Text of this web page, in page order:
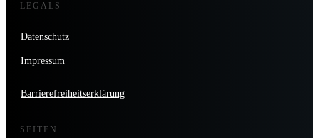
LEGALS
Datenschutz
Impressum
Barrierefreiheitserklärung
SEITEN